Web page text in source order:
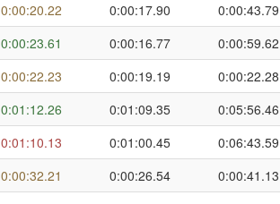
0:00:20.22 0:00:17.90 0:00:43.79
0:00:23.61 0:00:16.77 0:00:59.62
0:00:22.23 0:00:19.19 0:00:22.28
0:01:12.26 0:01:09.35 0:05:56.46
0:01:10.13 0:01:00.45 0:06:43.59
0:00:32.21 0:00:26.54 0:00:41.13